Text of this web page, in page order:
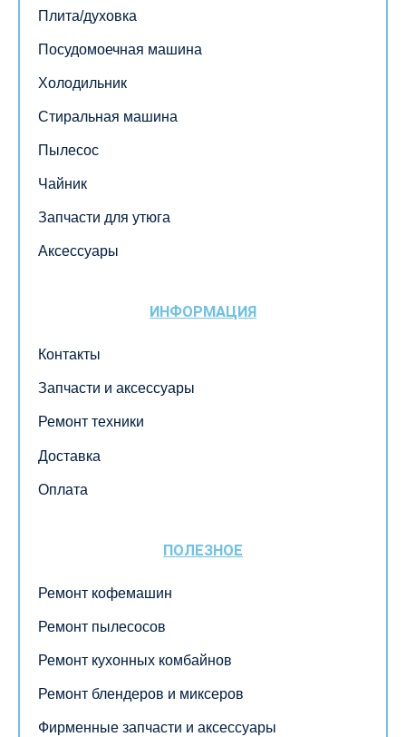
Плита/духовка
Посудомоечная машина
Холодильник
Стиральная машина
Пылесос
Чайник
Запчасти для утюга
Аксессуары
ИНФОРМАЦИЯ
Контакты
Запчасти и аксессуары
Ремонт техники
Доставка
Оплата
ПОЛЕЗНОЕ
Ремонт кофемашин
Ремонт пылесосов
Ремонт кухонных комбайнов
Ремонт блендеров и миксеров
Фирменные запчасти и аксессуары